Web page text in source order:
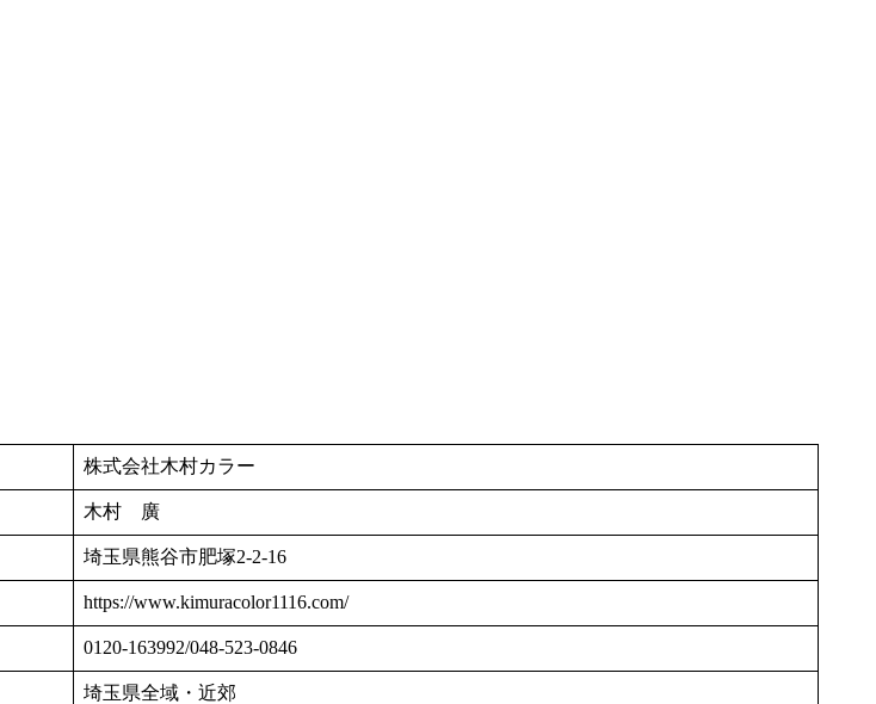
株式会社木村カラー
木村 廣
埼玉県熊谷市肥塚2-2-16
https://www.kimuracolor1116.com/
0120-163992/048-523-0846
埼玉県全域・近郊